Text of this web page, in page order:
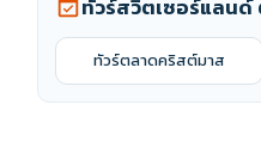
event_availableทัวร์สวิตเซอร์แลน
ทัวร์ตลาดคริสต์มาส